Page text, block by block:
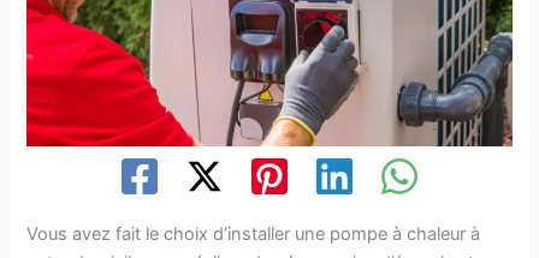
Vous avez fait le choix d’installer une pompe à chaleur à